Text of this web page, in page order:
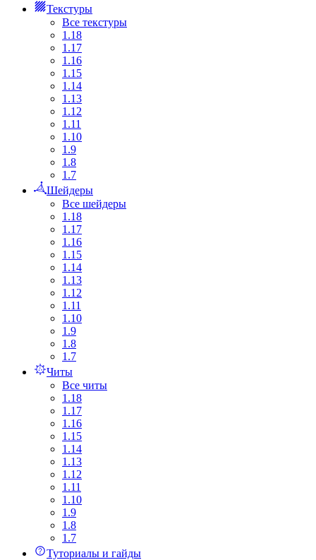
Текстуры
Все текстуры
1.18
1.17
1.16
1.15
1.14
1.13
1.12
1.11
1.10
1.9
1.8
1.7
Шейдеры
Все шейдеры
1.18
1.17
1.16
1.15
1.14
1.13
1.12
1.11
1.10
1.9
1.8
1.7
Читы
Все читы
1.18
1.17
1.16
1.15
1.14
1.13
1.12
1.11
1.10
1.9
1.8
1.7
Туториалы и гайды